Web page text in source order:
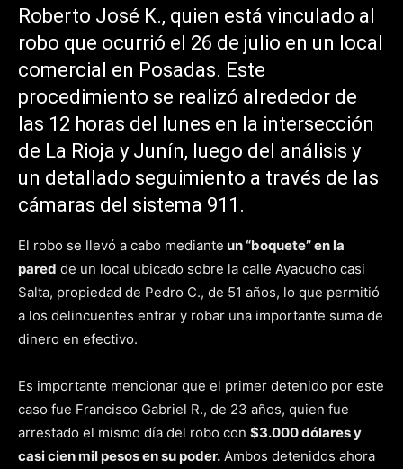
Roberto José K., quien está vinculado al
robo que ocurrió el 26 de julio en un local
comercial en Posadas. Este
procedimiento se realizó alrededor de
las 12 horas del lunes en la intersección
de La Rioja y Junín, luego del análisis y
un detallado seguimiento a través de las
cámaras del sistema 911.
El robo se llevó a cabo mediante un “boquete” en la
pared de un local ubicado sobre la calle Ayacucho casi
Salta, propiedad de Pedro C., de 51 años, lo que permitió
a los delincuentes entrar y robar una importante suma de
dinero en efectivo.
Es importante mencionar que el primer detenido por este
caso fue Francisco Gabriel R., de 23 años, quien fue
arrestado el mismo día del robo con $3.000 dólares y
casi cien mil pesos en su poder. Ambos detenidos ahora